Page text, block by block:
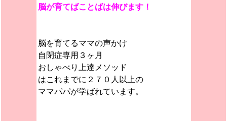
脳が育てばことばは伸びます！
脳を育てるママの声かけ
自閉症専用３ヶ月
おしゃべり上達メソッド
はこれまでに２７０人以上の
ママパパが学ばれています。